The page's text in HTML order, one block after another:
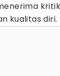
kualitas diri.